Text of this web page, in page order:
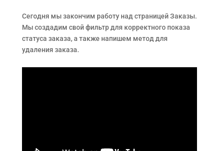
Сегодня мы закончим работу над страницей Заказы.
Мы создадим свой фильтр для корректного показа
статуса заказа, а также напишем метод для
удаления заказа.